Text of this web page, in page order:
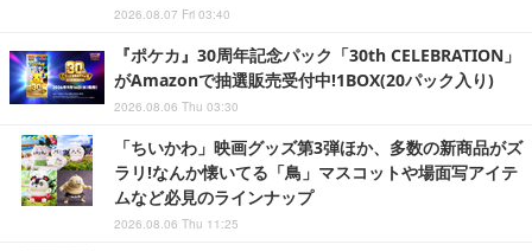
2026.08.07 Fri 03:40
『ポケカ』30周年記念パック「30th CELEBRATION」
がAmazonで抽選販売受付中!1BOX(20パック入り)
2026.08.06 Thu 03:30
「ちいかわ」映画グッズ第3弾ほか、多数の新商品がズ
ラリ!なんか懐いてる「鳥」マスコットや場面写アイテ
ムなど必見のラインナップ
2026.08.06 Thu 11:25